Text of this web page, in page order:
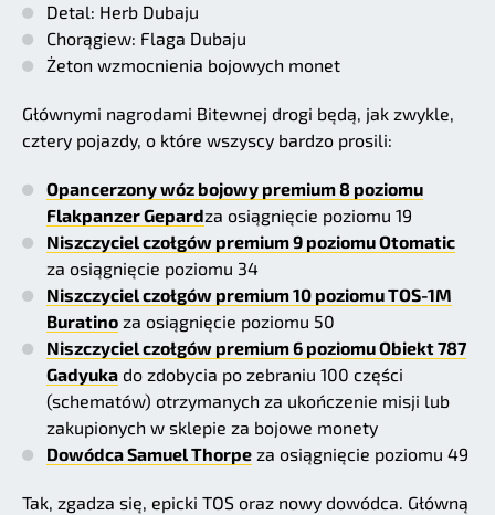
Detal: Herb Dubaju
Chorągiew: Flaga Dubaju
Żeton wzmocnienia bojowych monet
Głównymi nagrodami Bitewnej drogi będą, jak zwykle,
cztery pojazdy, o które wszyscy bardzo prosili:
Opancerzony wóz bojowy premium 8 poziomu
Flakpanzer Gepardza osiągnięcie poziomu 19
Niszczyciel czołgów premium 9 poziomu Otomatic
za osiągnięcie poziomu 34
Niszczyciel czołgów premium 10 poziomu TOS-1M
Buratino za osiągnięcie poziomu 50
Niszczyciel czołgów premium 6 poziomu Obiekt 787
Gadyuka do zdobycia po zebraniu 100 części
(schematów) otrzymanych za ukończenie misji lub
zakupionych w sklepie za bojowe monety
Dowódca Samuel Thorpe za osiągnięcie poziomu 49
Tak, zgadza się, epicki TOS oraz nowy dowódca. Główną